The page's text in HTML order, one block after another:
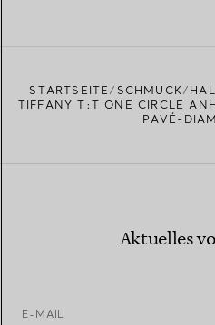
STARTSEITE SCHMUCK
TIFFANY T:T ONE CIRCLE
PAVÉ-
Aktuelles
E-MAIL